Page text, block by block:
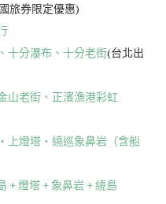
旅券限定優惠)
十分瀑布、十分老街(台北出
山老街、正濱漁港彩虹
上燈塔・繞巡象鼻岩（含船
+ 燈塔 + 象鼻岩 + 繞島